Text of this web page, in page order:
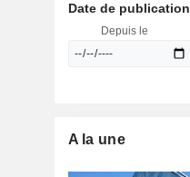
Date de publication
Depuis le
A la une